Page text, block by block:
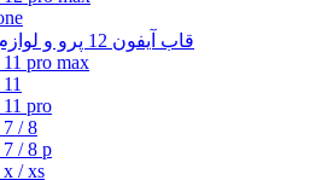
قاب آیفون 12 پرو و لوازم جانبی
pro max
pro
/ 8
/ 8 p
x / xs